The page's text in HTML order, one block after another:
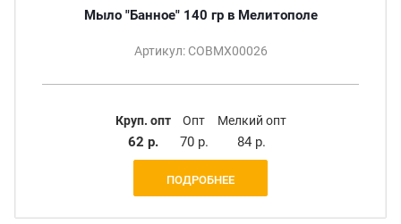
Мыло "Банное" 140 гр в Мелитополе
Артикул: СОВМХ00026
Круп. опт
62 р.
Опт
70 р.
Мелкий опт
84 р.
ПОДРОБНЕЕ